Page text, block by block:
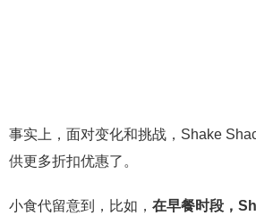
事实上，面对变化和挑战，Shake
供更多折扣优惠了。
小食代留意到，比如， 在早餐时段，